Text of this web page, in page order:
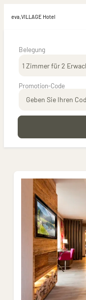
Belegung
1 Zimmerfür2
Promotion-Code
Geben Sie Ihren
eva,VILLAGE Hotel